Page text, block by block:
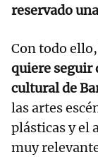
reservado
Con todo
quiere seguir
cultural de
las artes
plásticas y el
muy